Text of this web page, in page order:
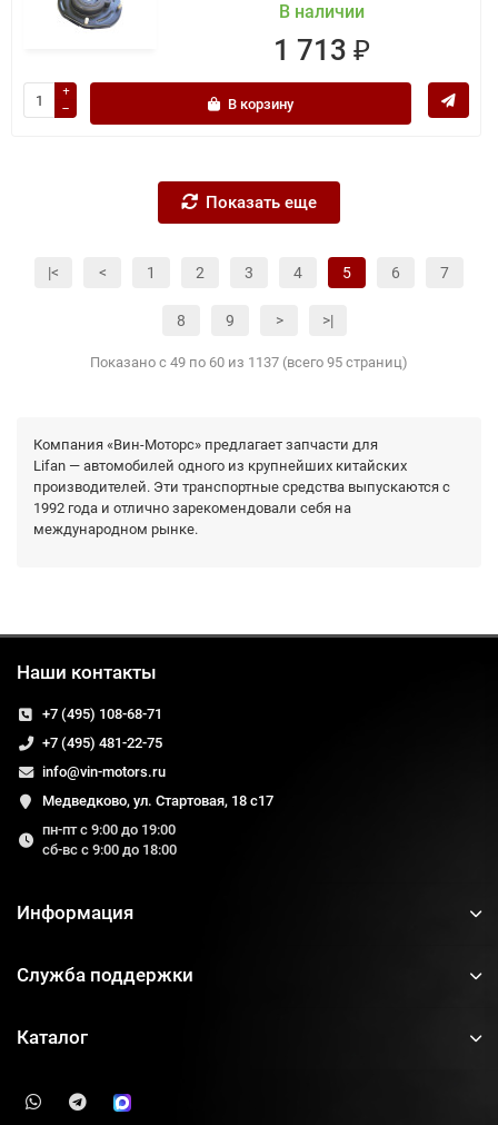
В наличии
1 713 ₽
В корзину
Показать еще
|< < 1 2 3 4 5 6 7
8 9 > >|
Показано с 49 по 60 из 1137 (всего 95 страниц)
Компания «Вин-Моторс» предлагает запчасти для
Lifan — автомобилей одного из крупнейших китайских
производителей. Эти транспортные средства выпускаются с
1992 года и отлично зарекомендовали себя на
международном рынке.
Наши контакты
+7 (495) 108-68-71
+7 (495) 481-22-75
info@vin-motors.ru
Медведково, ул. Стартовая, 18 с17
пн-пт с 9:00 до 19:00
сб-вс с 9:00 до 18:00
Информация
Служба поддержки
Каталог